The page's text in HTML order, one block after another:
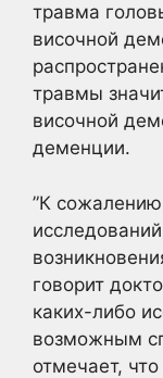
травма
височной
травмы
височной
деменции.
”К
говорит
каких-либо
возможным
отмечает,